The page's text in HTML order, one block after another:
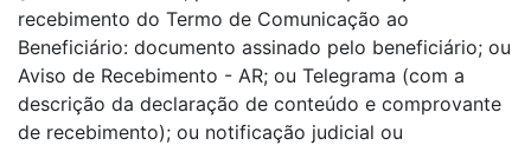
recebimento do Termo de Comunicação ao
Beneficiário: documento assinado pelo beneficiário; ou
Aviso de Recebimento - AR; ou Telegrama (com a
descrição da declaração de conteúdo e comprovante
de recebimento); ou notificação judicial ou